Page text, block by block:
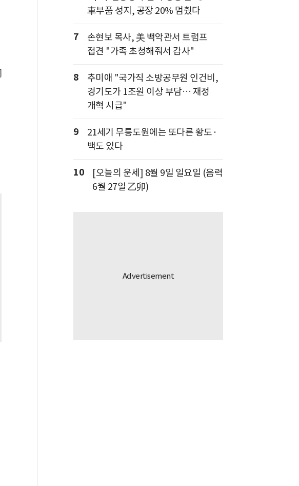
車부품 성지, 공장 20% 멈췄다
7
손현보 목사, 美 백악관서 트럼프
접견 "가족 초청해줘서 감사"
8
추미애 "국가직 소방공무원 인건비,
경기도가 1조원 이상 부담… 재정
개혁 시급"
9
21세기 무릉도원에는 또다른 황도·
백도 있다
10
[오늘의 운세] 8월 9일 일요일 (음력
6월 27일 乙卯)